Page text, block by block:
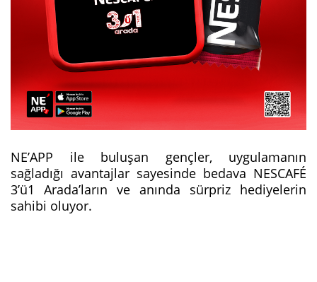
NE’APP ile buluşan gençler, uygulamanın
sağladığı avantajlar sayesinde bedava NESCAFÉ
3’ü1 Arada’ların ve anında sürpriz hediyelerin
sahibi oluyor.